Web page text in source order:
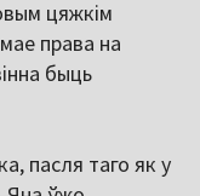
цяжкім
права на
быць
пасля таго як у